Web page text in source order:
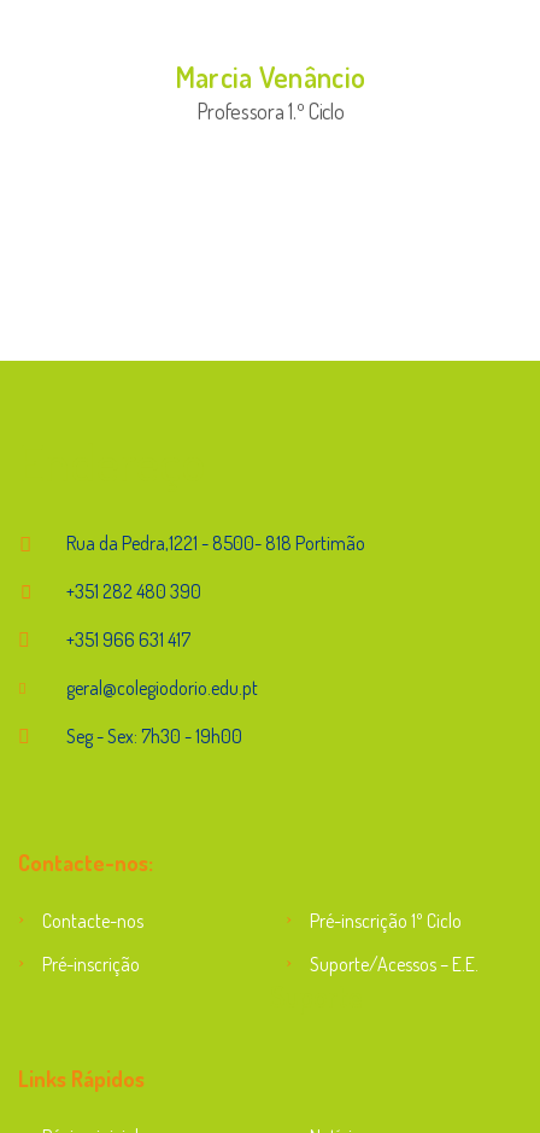
Marcia Venâncio
Professora 1.º Ciclo
Rua da Pedra,1221 - 8500- 818 Portimão
+351 282 480 390
+351 966 631 417
geral@colegiodorio.edu.pt
Seg - Sex: 7h30 - 19h00
Contacte-nos:
Contacte-nos
Pré-inscrição 1º Ciclo
Pré-inscrição
Suporte/Acessos – E.E.
Links Rápidos